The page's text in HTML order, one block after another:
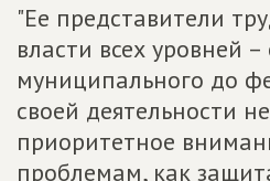
"Ее представители
власти всех уровней –
муниципального до
своей деятельности
приоритетное
проблемам, как